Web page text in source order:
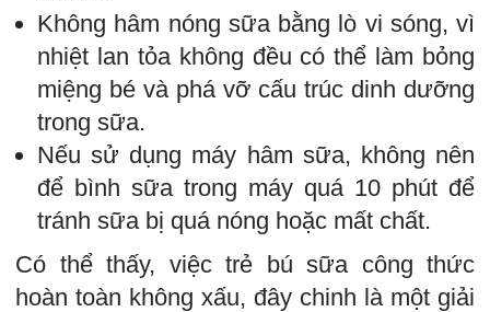
Không hâm nóng sữa bằng lò vi sóng, vì
nhiệt lan tỏa không đều có thể làm bỏng
miệng bé và phá vỡ cấu trúc dinh dưỡng
trong sữa.
Nếu sử dụng máy hâm sữa, không nên
để bình sữa trong máy quá 10 phút để
tránh sữa bị quá nóng hoặc mất chất.
Có thể thấy, việc trẻ bú sữa công thức
hoàn toàn không xấu, đây chinh là một giải